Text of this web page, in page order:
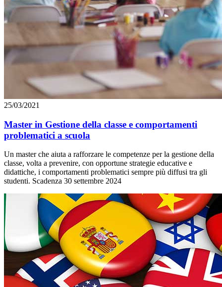
25/03/2021
Master in Gestione della classe e comportamenti
problematici a scuola
Un master che aiuta a rafforzare le competenze per la gestione della
classe, volta a prevenire, con opportune strategie educative e
didattiche, i comportamenti problematici sempre più diffusi tra gli
studenti. Scadenza 30 settembre 2024